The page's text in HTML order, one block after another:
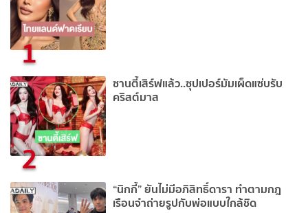
1
2
ซานตี้เสิร์ฟแล้ว..ซุปเปอร์มัมเผ็ดแซ่บรับ
คริสต์มาส
“นิกกี้” ยันไม่มีอภิสิทธิ์ดารา ทำตามกฎ
เรือนจำถ่ายรูปกับพ่อแบบใกล้ชิด